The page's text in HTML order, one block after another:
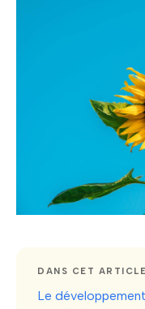
DANS CET ARTICLE
Le